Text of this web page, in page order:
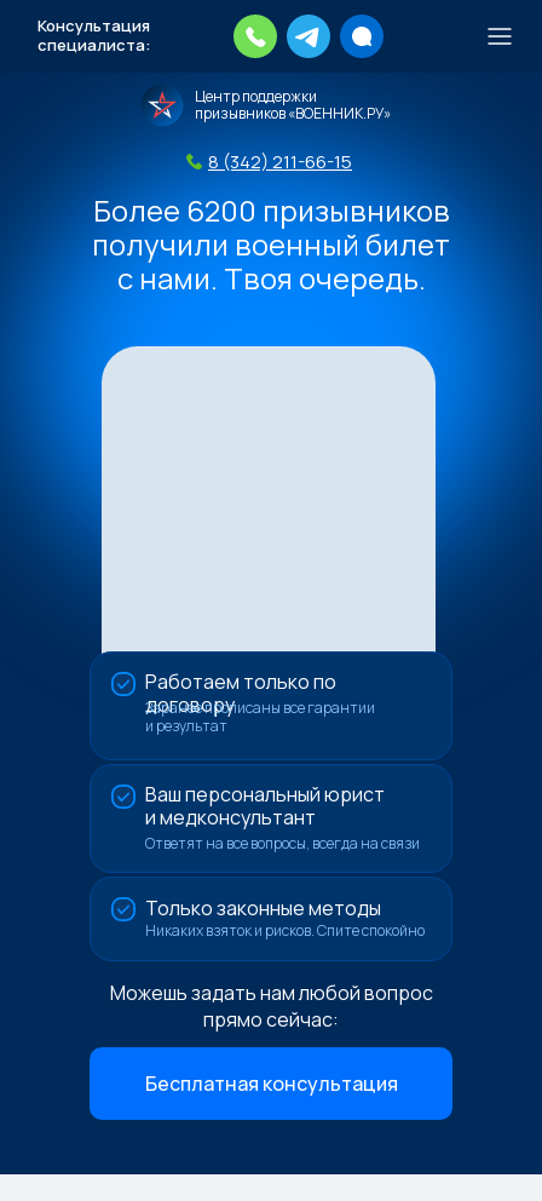
Консультация
специалиста:
Более 6200 призывников
получили военный билет
с нами. Твоя очередь.
Центр поддержки
призывников «ВОЕННИК.РУ»
8 (342) 211-66-15
Бесплатная консультация
Работаем только по
договору
Заранее прописаны все гарантии
и результат
Ваш персональный юрист
и медконсультант
Ответят на все вопросы, всегда на связи
Только законные методы
Никаких взяток и рисков. Спите спокойно
Можешь задать нам любой вопрос
прямо сейчас:
Тысячи повесток рассылаются
каждый день. Экстренный план
действий
Скачать план